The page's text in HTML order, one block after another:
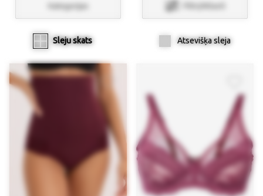
Kategorijas Filtri/Atlasīt
Sleju skats Atsevišķa sleja